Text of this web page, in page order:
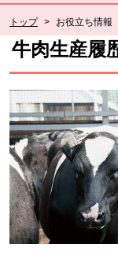
トップ > お役立ち情
牛肉生産履